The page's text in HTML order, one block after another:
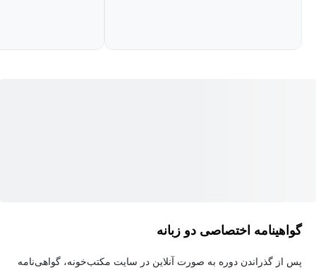
گواهینامه اختصاصی دو زبانه
پس از گذراندن دوره به صورت آنلاین در سایت مکتب‌خونه، گواهی‌نامه